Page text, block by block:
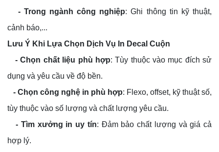
- Trong ngành công nghiệp: Ghi thông tin kỹ thuật,
cảnh báo,...
Lưu Ý Khi Lựa Chọn Dịch Vụ In Decal Cuộn
- Chọn chất liệu phù hợp: Tùy thuộc vào mục đích sử
dụng và yêu cầu về độ bền.
- Chọn công nghệ in phù hợp: Flexo, offset, kỹ thuật số,
tùy thuộc vào số lượng và chất lượng yêu cầu.
- Tìm xưởng in uy tín: Đảm bảo chất lượng và giá cả
hợp lý.